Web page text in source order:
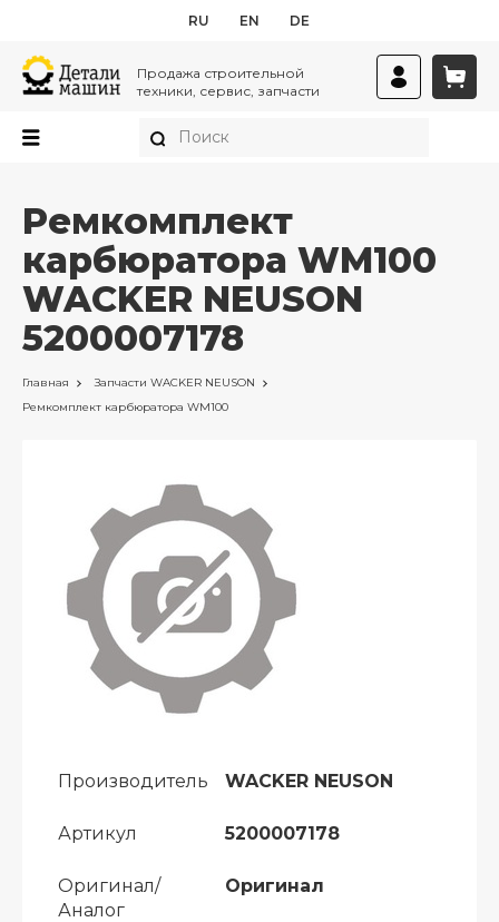
RU EN DE
Продажа строительной
техники, сервис, запчасти
Ремкомплект
карбюратора WM100
WACKER NEUSON
5200007178
Главная Запчасти WACKER NEUSON
Ремкомплект карбюратора WM100
Производитель WACKER NEUSON
Артикул 5200007178
Оригинал/
Аналог
Оригинал